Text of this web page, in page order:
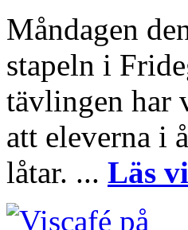
Måndagen
stapeln i
tävlingen har
att eleverna i
låtar. ... Läs